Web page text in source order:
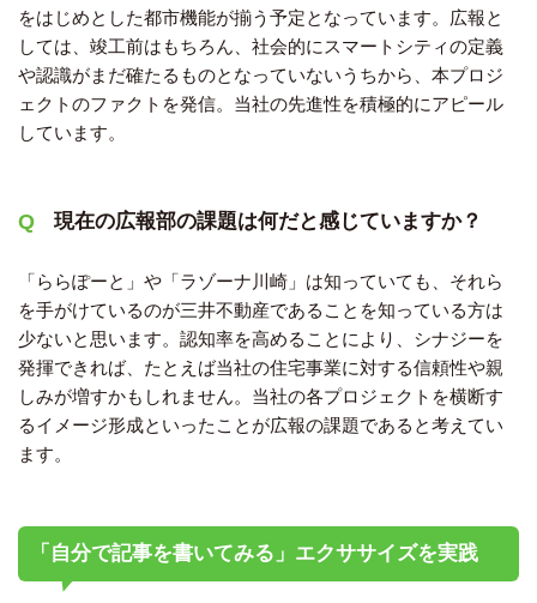
をはじめとした都市機能が揃う予定となっています。広報と
しては、竣工前はもちろん、社会的にスマートシティの定義
や認識がまだ確たるものとなっていないうちから、本プロジ
ェクトのファクトを発信。当社の先進性を積極的にアピール
しています。
現在の広報部の課題は何だと感じていますか？
「ららぽーと」や「ラゾーナ川崎」は知っていても、それら
を手がけているのが三井不動産であることを知っている方は
少ないと思います。認知率を高めることにより、シナジーを
発揮できれば、たとえば当社の住宅事業に対する信頼性や親
しみが増すかもしれません。当社の各プロジェクトを横断す
るイメージ形成といったことが広報の課題であると考えてい
ます。
「自分で記事を書いてみる」エクササイズを実践